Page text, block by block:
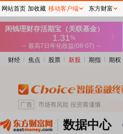
财经 焦点 股票 新股 期指 期权
数据中心
网站首页 加收藏 移动客户端 东方财富